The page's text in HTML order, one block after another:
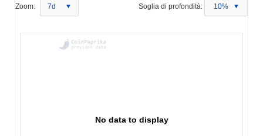
Zoom: 7d Soglia di profondità: 10%
No data to display